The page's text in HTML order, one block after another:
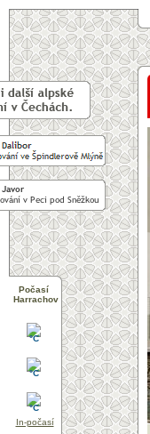
Počasí
Harrachov
°C
°C
°C
In-počasí